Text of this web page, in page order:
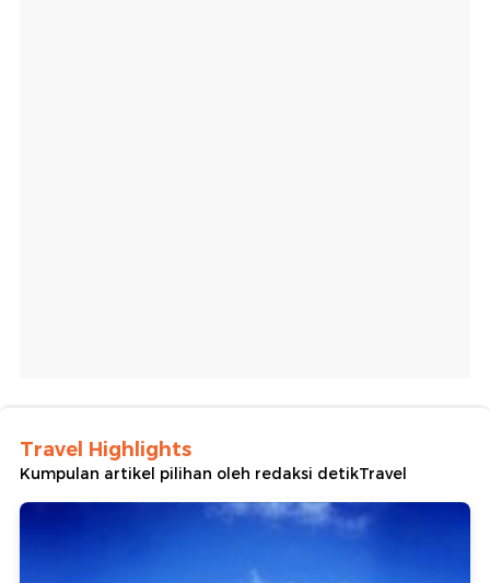
Travel Highlights
Kumpulan artikel pilihan oleh redaksi detikTravel